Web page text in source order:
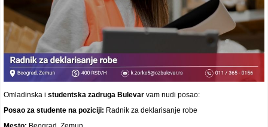
Pristupanje
Obrasci
Video oglasi
Omladinska i studentska zadruga Bulevar vam nudi posao:
Posao za studente na poziciji: Radnik za deklarisanje robe